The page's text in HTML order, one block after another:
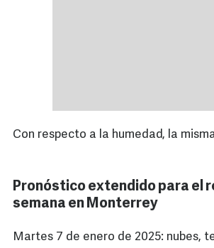
Con respecto a la humedad, la
Pronóstico extendido para el
semana en Monterrey
Martes 7 de enero de 2025: nubes,